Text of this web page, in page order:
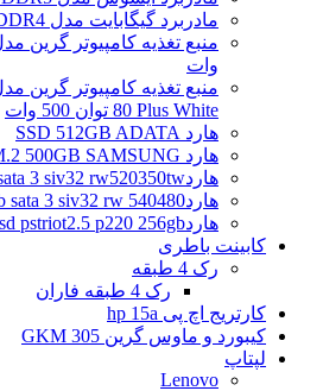
مادربرد گیگابایت مدل H510M-K V2 DDR4
وات
80 Plus White توان 500 وات
هارد SSD 512GB ADATA
هارد SSD M.2 500GB SAMSUNG
هاردkingmax ssd 128gb sata 3 siv32 rw520350tw
هاردkingmax ssd 512gb sata 3 siv32 rw 540480 فصtw
هاردssd pstriot2.5 p220 256gb
کابینت باطری
رک 4 طبقه
رک 4 طبقه فاران
کارتریج اچ پی hp 15a
کیبورد و ماوس گرین GKM 305
لپتاپ
Lenovo